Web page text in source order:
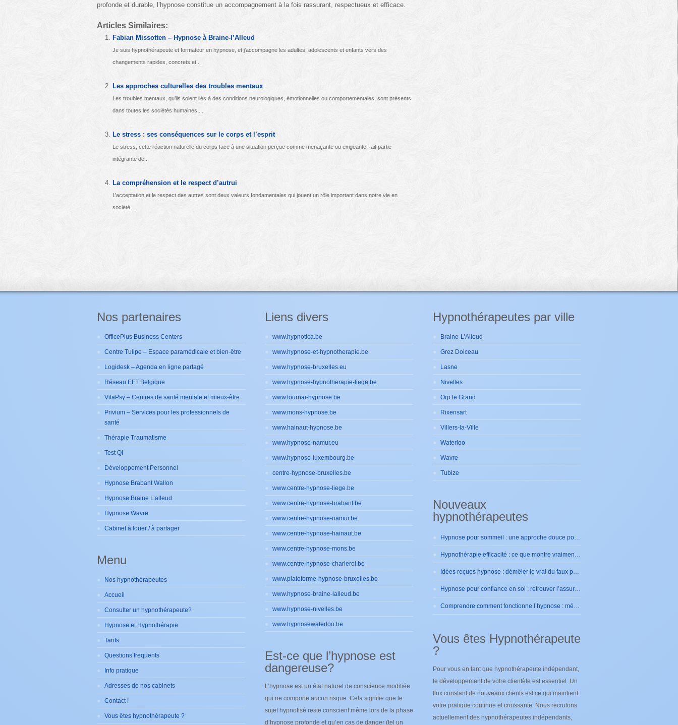
profonde et durable, l’hypnose constitue un accompagnement à la fois rassurant, respectueux et efficace.
Articles Similaires:
Fabian Missotten – Hypnose à Braine-l’Alleud
Je suis hypnothérapeute et formateur en hypnose, et j’accompagne les adultes, adolescents et enfants vers des
changements rapides, concrets et...
Les approches culturelles des troubles mentaux
Les troubles mentaux, qu’ils soient liés à des conditions neurologiques, émotionnelles ou comportementales, sont présents
dans toutes les sociétés humaines....
Le stress : ses conséquences sur le corps et l’esprit
Le stress, cette réaction naturelle du corps face à une situation perçue comme menaçante ou exigeante, fait partie
intégrante de...
La compréhension et le respect d’autrui
L’acceptation et le respect des autres sont deux valeurs fondamentales qui jouent un rôle important dans notre vie en
société....
Nos partenaires
OfficePlus Business Centers
Centre Tulipe – Espace paramédicale et bien-être
Logidesk – Agenda en ligne partagé
Réseau EFT Belgique
VitaPsy – Centres de santé mentale et mieux-être
Privium – Services pour les professionnels de
santé
Thérapie Traumatisme
Test QI
Développement Personnel
Hypnose Brabant Wallon
Hypnose Braine L’alleud
Hypnose Wavre
Cabinet à louer / à partager
Menu
Nos hypnothérapeutes
Accueil
Consulter un hypnothérapeute?
Hypnose et Hypnothérapie
Tarifs
Questions frequents
Info pratique
Adresses de nos cabinets
Contact !
Vous êtes hypnothérapeute ?
Liens divers
www.hypnotica.be
www.hypnose-et-hypnotherapie.be
www.hypnose-bruxelles.eu
www.hypnose-hypnotherapie-liege.be
www.tournai-hypnose.be
www.mons-hypnose.be
www.hainaut-hypnose.be
www.hypnose-namur.eu
www.hypnose-luxembourg.be
centre-hypnose-bruxelles.be
www.centre-hypnose-liege.be
www.centre-hypnose-brabant.be
www.centre-hypnose-namur.be
www.centre-hypnose-hainaut.be
www.centre-hypnose-mons.be
www.centre-hypnose-charleroi.be
www.plateforme-hypnose-bruxelles.be
www.hypnose-braine-lalleud.be
www.hypnose-nivelles.be
www.hypnosewaterloo.be
Est-ce que l’hypnose est
dangereuse?
L’hypnose est un état naturel de conscience modifiée
qui ne comporte aucun risque. Cela signifie que le
sujet hypnotisé reste conscient même lors de la phase
d’hypnose profonde et qu’en cas de danger (tel un
Hypnothérapeutes par ville
Braine-L’Alleud
Grez Doiceau
Lasne
Nivelles
Orp le Grand
Rixensart
Villers-la-Ville
Waterloo
Wavre
Tubize
Nouveaux
hypnothérapeutes
Hypnose pour sommeil : une approche douce pour retrouver des nuits sereines
Hypnothérapie efficacité : ce que montre vraiment la pratique
Idées reçues hypnose : démêler le vrai du faux pour se rassurer
Hypnose pour confiance en soi : retrouver l’assurance intérieure durablement
Comprendre comment fonctionne l’hypnose : mécanismes et effets sur le cerveau
Vous êtes Hypnothérapeute
?
Pour vous en tant que hypnothérapeute indépendant,
le développement de votre clientèle est essentiel. Un
flux constant de nouveaux clients est ce qui maintient
votre pratique continue et croissante. Nous recrutons
actuellement des hypnothérapeutes indépendants,